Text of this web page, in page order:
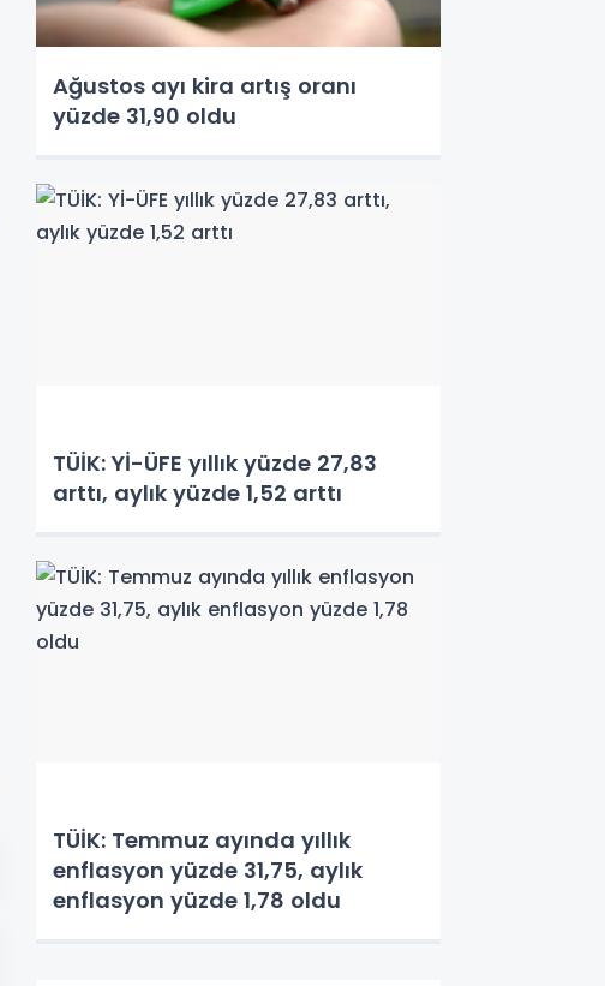
Ağustos ayı kira artış oranı
yüzde 31,90 oldu
TÜİK: Yİ-ÜFE yıllık yüzde 27,83
arttı, aylık yüzde 1,52 arttı
TÜİK: Temmuz ayında yıllık
enflasyon yüzde 31,75, aylık
enflasyon yüzde 1,78 oldu